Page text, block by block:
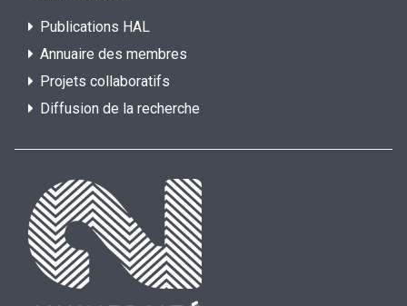
Publications HAL
Annuaire des membres
Projets collaboratifs
Diffusion de la recherche